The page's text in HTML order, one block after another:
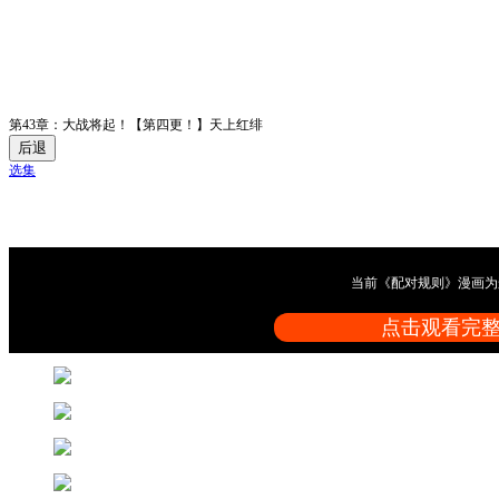
第43章：大战将起！【第四更！】天上红绯
后退
选集
当前《配对规则》漫画为
点击观看完